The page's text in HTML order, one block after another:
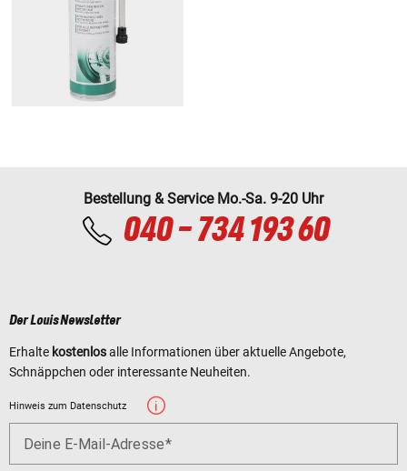
Bestellung & Service Mo.-Sa. 9-20 Uhr
040 - 734 193 60
Der Louis Newsletter
Erhalte kostenlosalle Informationen über aktuelle Angebote,
Schnäppchen oder interessante Neuheiten.
Hinweis zum Datenschutz
Deine E-Mail-Adresse